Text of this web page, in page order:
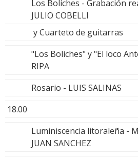
Los Boliches - Grabación
JULIO COBELLI
y Cuarteto de guitarras
"Los Boliches" y "El loco
RIPA
Rosario - LUIS SALINAS
18.00
Luminiscencia litoraleña -
JUAN SANCHEZ